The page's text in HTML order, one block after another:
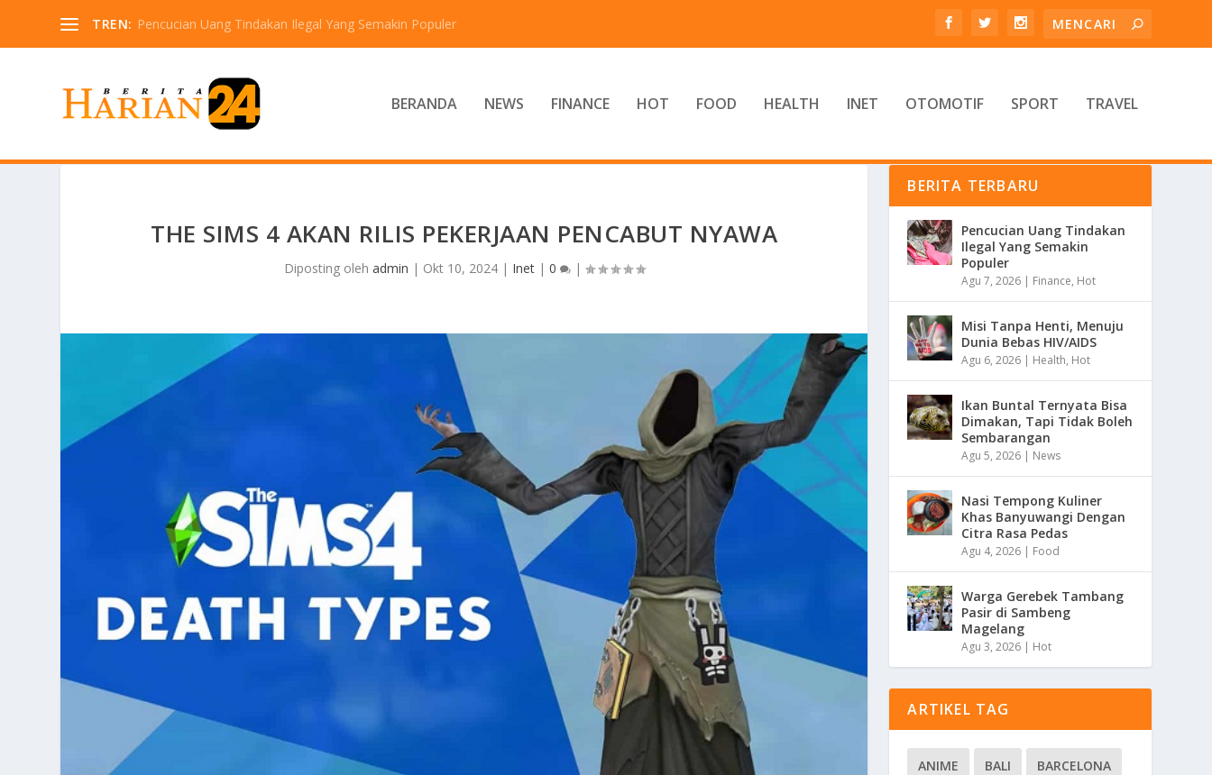
TREN: Pencucian Uang Tindakan Ilegal Yang Semakin Populer
BERANDA NEWS FINANCE HOT FOOD HEALTH INET OTOMOTIF SPORT TRAVEL
THE SIMS 4 AKAN RILIS PEKERJAAN PENCABUT NYAWA
Diposting oleh admin | Okt 10, 2024| Inet| 0 |
BERITA TERBARU
Pencucian Uang Tindakan
Ilegal Yang Semakin
Populer
Agu 7, 2026 | Finance, Hot
Misi Tanpa Henti, Menuju
Dunia Bebas HIV/AIDS
Agu 6, 2026 | Health, Hot
Ikan Buntal Ternyata Bisa
Dimakan, Tapi Tidak Boleh
Sembarangan
Agu 5, 2026 | News
Nasi Tempong Kuliner
Khas Banyuwangi Dengan
Citra Rasa Pedas
Agu 4, 2026 | Food
Warga Gerebek Tambang
Pasir di Sambeng
Magelang
Agu 3, 2026 | Hot
ARTIKEL TAG
ANIME BALI BARCELONA